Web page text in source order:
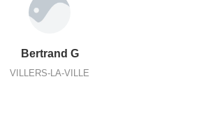
Bertrand G
VILLERS-LA-VILLE